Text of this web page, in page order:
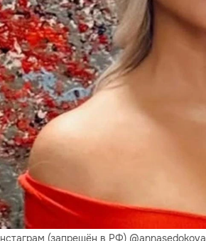
(запрещён в РФ) @annasedokova